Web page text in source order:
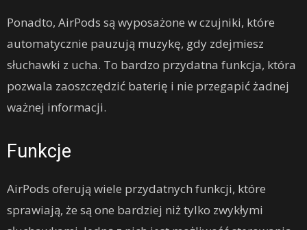
Ponadto, AirPods są wyposażone w czujniki, które
automatycznie pauzują muzykę, gdy zdejmiesz
słuchawki z ucha. To bardzo przydatna funkcja, która
pozwala zaoszczędzić baterię i nie przegapić żadnej
ważnej informacji.
Funkcje
AirPods oferują wiele przydatnych funkcji, które
sprawiają, że są one bardziej niż tylko zwykłymi